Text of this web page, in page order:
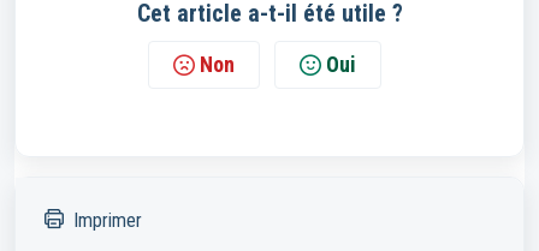
Cet article a-t-il été utile ?
Non Oui
Imprimer